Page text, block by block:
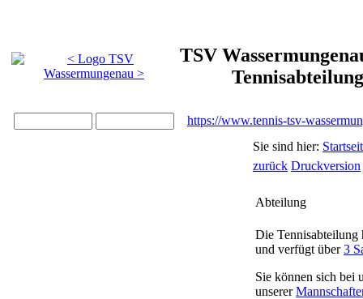
TSV
Tennisabteilung
https://www.tennis-tsv-
Sie sind hier:
zurück Druckversion
Abteilung
Die Tennisabteilung
und verfügt über3
Sie können sich bei
unserer